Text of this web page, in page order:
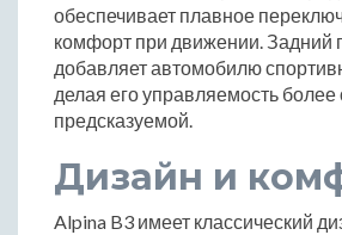
обеспечивает плавное
комфорт при движении. Задний
добавляет автомобилю
делая его управляемость более
предсказуемой.
Дизайн и
Alpina B3 имеет классический